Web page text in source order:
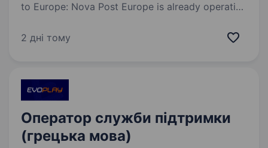
to Europe: Nova Post Europe is already operating
day. Our team is united by the desire to move
2 дні тому
Оператор служби підтримки
(грецька мова)